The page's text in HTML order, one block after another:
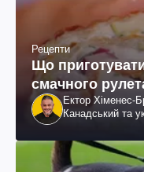
Рецепти
Що
смачного
Ектор Хіменес-
Канадський та